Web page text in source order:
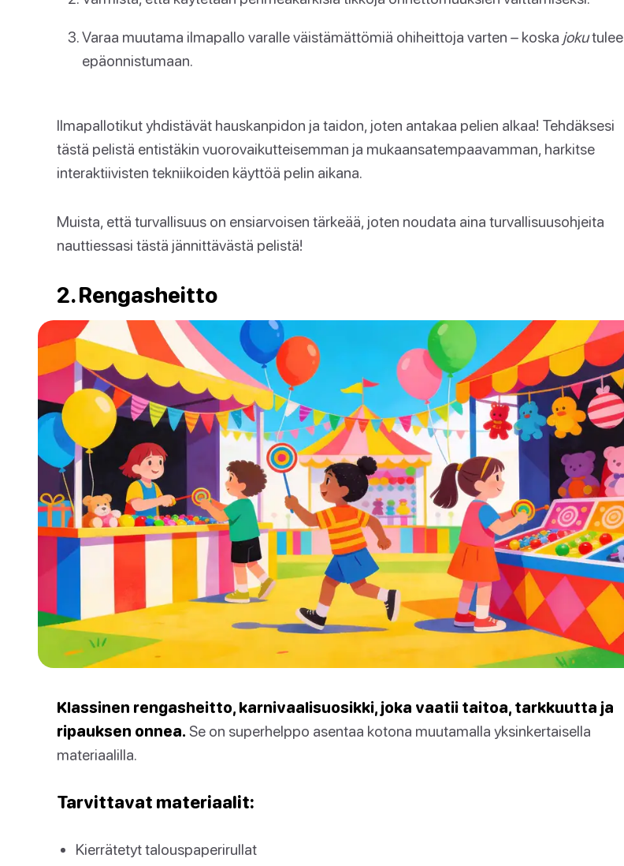
Varaa muutama ilmapallo varalle väistämättömiä ohiheittoja varten – koska jokutulee
epäonnistumaan.
Ilmapallotikut yhdistävät hauskanpidon ja taidon, joten antakaa pelien alkaa! Tehdäksesi
tästä pelistä entistäkin vuorovaikutteisemman ja mukaansatempaavamman, harkitse
interaktiivisten tekniikoiden käyttöä pelin aikana.
Muista, että turvallisuus on ensiarvoisen tärkeää, joten noudata aina turvallisuusohjeita
nauttiessasi tästä jännittävästä pelistä!
2. Rengasheitto
Klassinen rengasheitto, karnivaalisuosikki, joka vaatii taitoa, tarkkuutta ja
ripauksen onnea. Se on superhelppo asentaa kotona muutamalla yksinkertaisella
materiaalilla.
Tarvittavat materiaalit:
Kierrätetyt talouspaperirullat